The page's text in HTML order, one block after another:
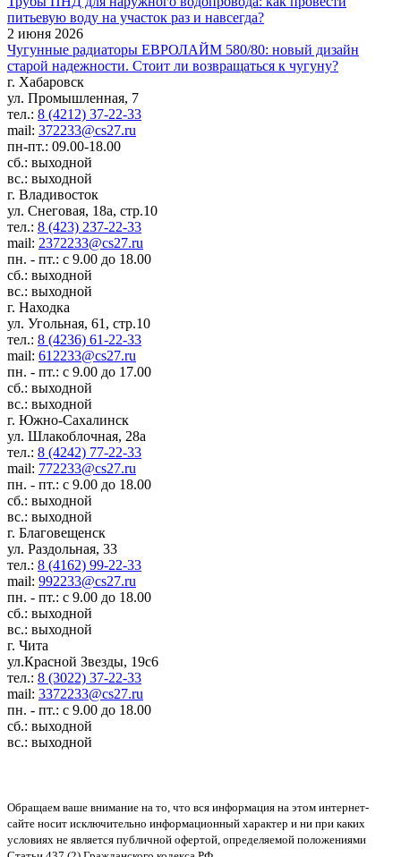
питьевую воду на участок раз и навсегда?
2 июня 2026
Чугунные радиаторы ЕВРОЛАЙМ 580/80: новый дизайн
старой надежности. Стоит ли возвращаться к чугуну?
г. Хабаровск
ул. Промышленная, 7
тел.: 8 (4212) 37-22-33
mail: 372233@cs27.ru
пн-пт.: 09.00-18.00
сб.: выходной
вс.: выходной
г. Владивосток
ул. Снеговая, 18а, стр.10
тел.: 8 (423) 237-22-33
mail: 2372233@cs27.ru
пн. - пт.: с 9.00 до 18.00
сб.: выходной
вс.: выходной
г. Находка
ул. Угольная, 61, стр.10
тел.: 8 (4236) 61-22-33
mail: 612233@cs27.ru
пн. - пт.: с 9.00 до 17.00
сб.: выходной
вс.: выходной
г. Южно-Сахалинск
ул. Шлакоблочная, 28а
тел.: 8 (4242) 77-22-33
mail: 772233@cs27.ru
пн. - пт.: с 9.00 до 18.00
сб.: выходной
вс.: выходной
г. Благовещенск
ул. Раздольная, 33
тел.: 8 (4162) 99-22-33
mail: 992233@cs27.ru
пн. - пт.: с 9.00 до 18.00
сб.: выходной
вс.: выходной
г. Чита
ул.Красной Звезды, 19с6
тел.: 8 (3022) 37-22-33
mail: 3372233@cs27.ru
пн. - пт.: с 9.00 до 18.00
сб.: выходной
вс.: выходной
Обращаем ваше внимание на то, что вся информация на этом интернет-
сайте носит исключительно информационный характер и ни при каких
условиях не является публичной офертой, определяемой положениями